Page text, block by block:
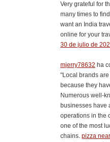
Very grateful for
many times to
want an India
online for your
30 de julio de
mjerry78632 ha
"Local brands
because they
Numerous well-
businesses have
operations in the
one of the most
chains. pizza